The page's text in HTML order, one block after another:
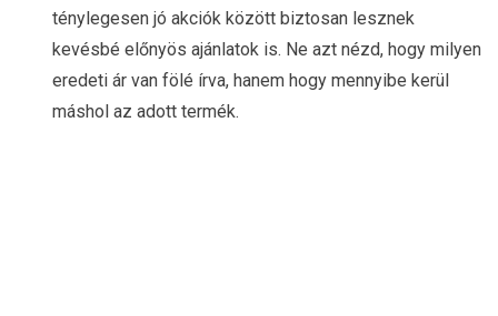
ténylegesen jó akciók között biztosan lesznek
kevésbé előnyös ajánlatok is. Ne azt nézd, hogy milyen
eredeti ár van fölé írva, hanem hogy mennyibe kerül
máshol az adott termék.